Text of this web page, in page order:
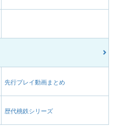
先行プレイ動画まとめ
歴代桃鉄シリーズ